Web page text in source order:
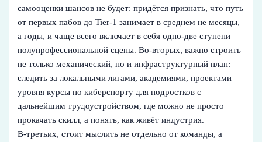
самооценки шансов не будет: придётся признать, что путь
от первых пабов до Tier‑1 занимает в среднем не месяцы,
а годы, и чаще всего включает в себя одно‑две ступени
полупрофессиональной сцены. Во‑вторых, важно строить
не только механический, но и инфраструктурный план:
следить за локальными лигами, академиями, проектами
уровня курсы по киберспорту для подростков с
дальнейшим трудоустройством, где можно не просто
прокачать скилл, а понять, как живёт индустрия.
В‑третьих, стоит мыслить не отдельно от команды, а